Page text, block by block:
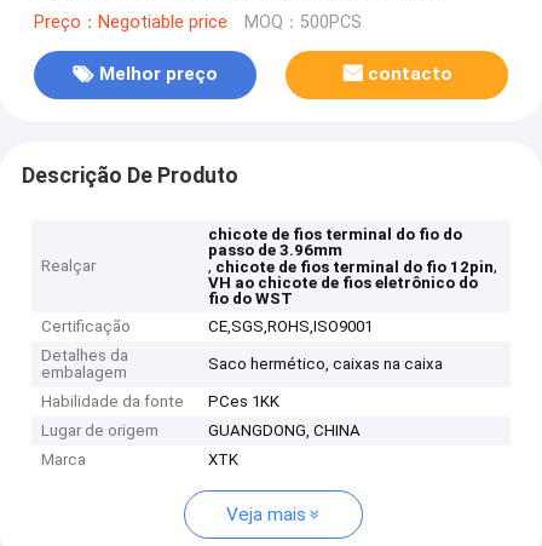
Preço：Negotiable price MOQ：500PCS
Melhor preço contacto
Descrição De Produto
Realçar
chicote de fios terminal do fio do
passo de 3.96mm
, chicote de fios terminal do fio 12pin,
VH ao chicote de fios eletrônico do
fio do WST
Certificação
CE,SGS,ROHS,ISO9001
Detalhes da
embalagem
Saco hermético, caixas na caixa
Habilidade da fonte
PCes 1KK
Lugar de origem
GUANGDONG, CHINA
Marca
XTK
Veja mais